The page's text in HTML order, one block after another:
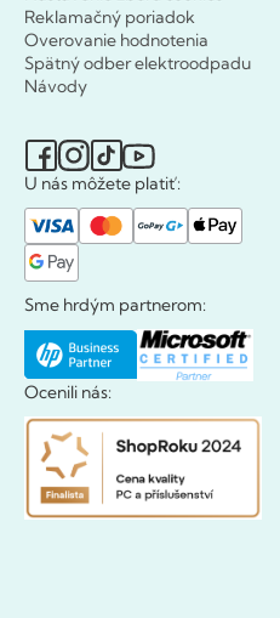
Reklamačný poriadok
Overovanie hodnotenia
Spätný odber elektroodpadu
Návody
U nás môžete platiť:
Sme hrdým partnerom:
Ocenili nás: